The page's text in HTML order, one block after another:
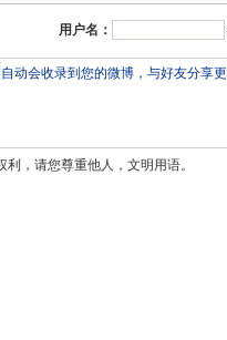
用户名：
，请您尊重他人，文明用语。